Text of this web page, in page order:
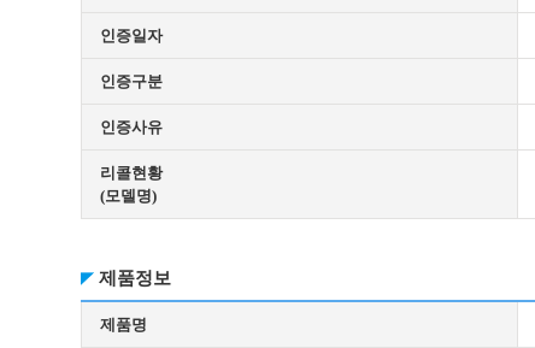
인증일자
인증구분
인증사유
리콜현황
(모델명)
제품정보
제품명